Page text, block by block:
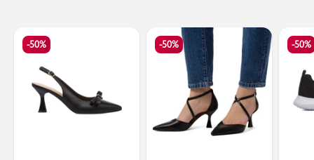
-50% -50% -50%